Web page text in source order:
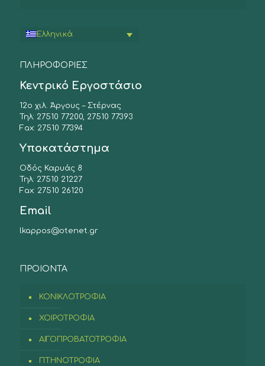
Ελληνικά
ΠΛΗΡΟΦΟΡΙΕΣ
Κεντρικό Εργοστάσιο
12ο χιλ. Άργους – Στέρνας
Τηλ: 27510 77200, 27510 77393
Fax: 27510 77394
Υποκατάστημα
Οδός Καρυάς 8
Τηλ: 27510 21227
Fax: 27510 26120
Email
lkappos@otenet.gr
ΠΡΟIONTA
ΚΟΝΙΚΛΟΤΡΟΦΙΑ
ΧΟΙΡΟΤΡΟΦΙΑ
ΑΙΓΟΠΡΟΒΑΤΟΤΡΟΦΙΑ
ΠΤΗΝΟΤΡΟΦΙΑ